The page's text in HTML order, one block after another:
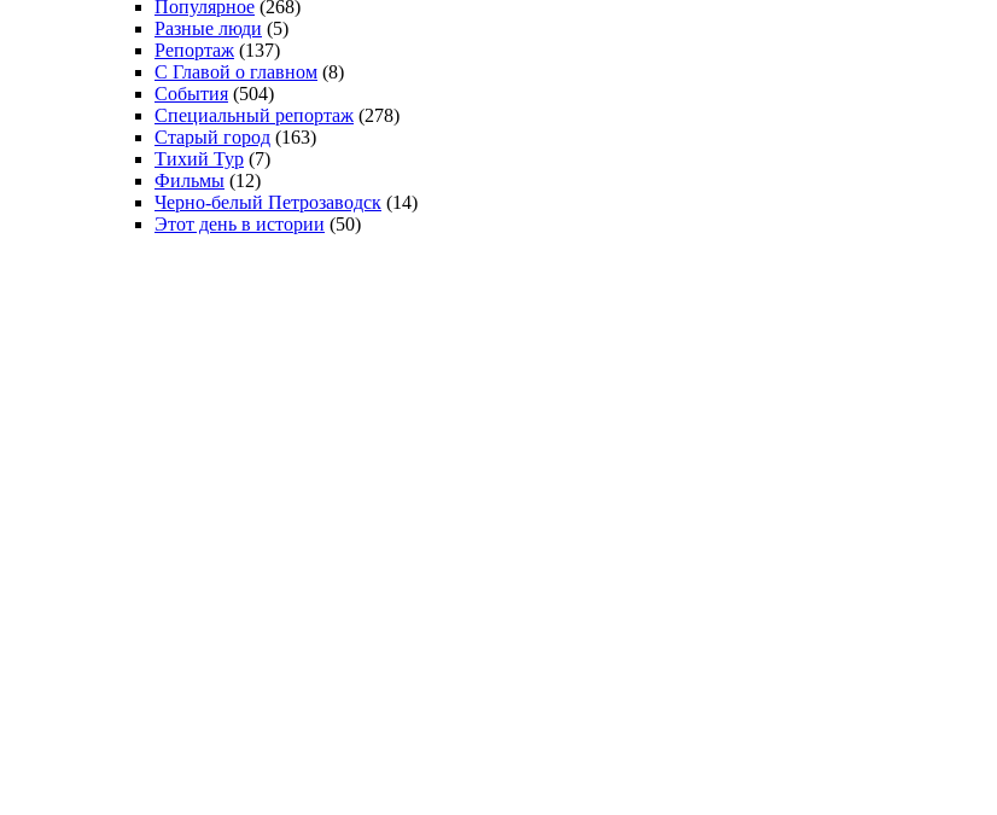
Популярное (268)
Разные люди (5)
Репортаж (137)
С Главой о главном (8)
События (504)
Специальный репортаж (278)
Старый город (163)
Тихий Тур (7)
Фильмы (12)
Черно-белый Петрозаводск (14)
Этот день в истории (50)